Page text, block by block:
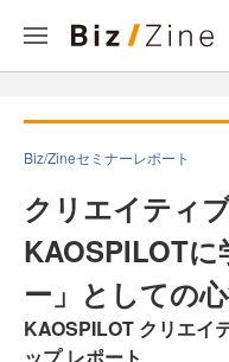
Biz/Zineセミナーレポート
クリエイティ
KAOSPILOT
ー」としての
KAOSPILOT クリエイ